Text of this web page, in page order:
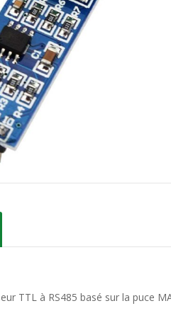
TTL à RS485 basé sur la puce